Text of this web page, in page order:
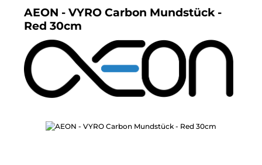
AEON - VYRO Carbon Mundstück -
Red 30cm
Bildergalerie überspringen